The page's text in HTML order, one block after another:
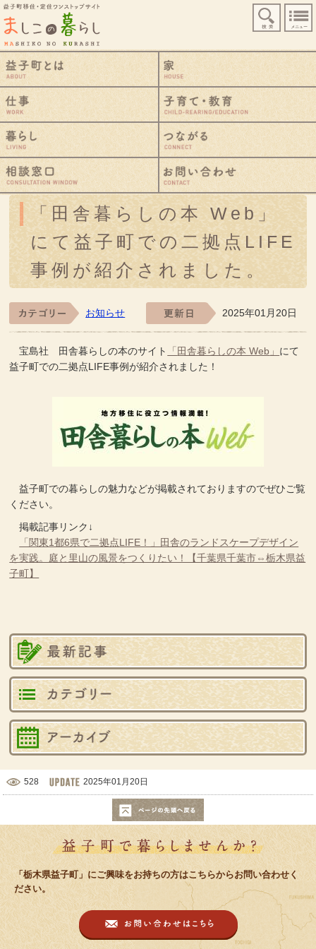
益子町移住・定住ワンストップサイト 検索
益子町とは
仕事
暮らし
相談窓口
「田舎暮らしの本 Web」
にて益子町での二拠点LIFE
事例が紹介されました。
お知らせ 2025年01月20日
宝島社 田舎暮らしの本のサイト 「 田舎暮らしの本 Web 」 にて
益子町での二拠点LIFE事例が紹介されました！
益子町での暮らしの魅力などが掲載されておりますのでぜひご覧
ください。
掲載記事リンク↓
「関東1都6県で二拠点LIFE！」田舎のランドスケープデザイン
を実践。庭と里山の風景をつくりたい！【千葉県千葉市⇔栃木県益
子町】
最
カ
バ
528 2025年01月20日
益子町で暮
「栃木県益子町」にご興味をお持ちの方はこちらからお問い合わせく
ださい。
お問い合わせは